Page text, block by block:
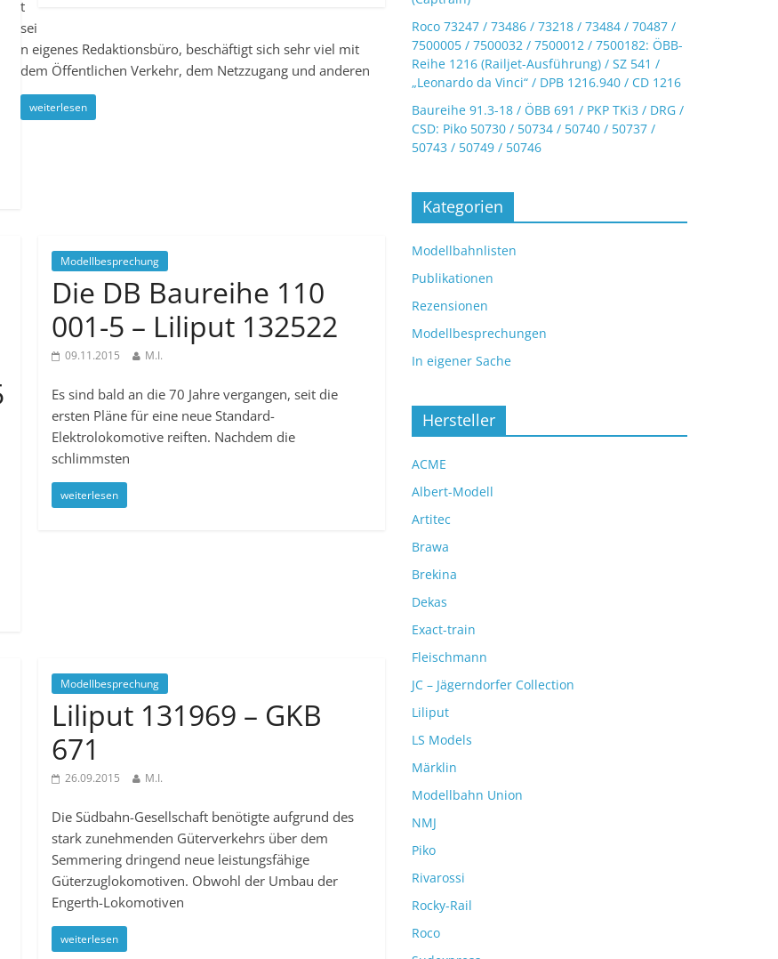
Modellbesprechung
Die DB Baureihe 110
001-5 – Liliput 132522
09.11.2015 M.I.
Es sind bald an die 70 Jahre vergangen, seit die
ersten Pläne für eine neue Standard-
Elektrolokomotive reiften. Nachdem die
schlimmsten
weiterlesen
Modellbesprechung
Liliput 131969 – GKB
671
26.09.2015 M.I.
Die Südbahn-Gesellschaft benötigte aufgrund des
stark zunehmenden Güterverkehrs über dem
Semmering dringend neue leistungsfähige
Güterzuglokomotiven. Obwohl der Umbau der
Engerth-Lokomotiven
weiterlesen
t
sei
n eigenes Redaktionsbüro, beschäftigt sich sehr viel mit
dem Öffentlichen Verkehr, dem Netzzugang und anderen
weiterlesen
Roco 73247 / 73486 / 73218 / 73484 / 70487 /
7500005 / 7500032 / 7500012 / 7500182: ÖBB-
Reihe 1216 (Railjet-Ausführung) / SZ 541 /
„Leonardo da Vinci“ / DPB 1216.940 / CD 1216
Baureihe 91.3-18 / ÖBB 691 / PKP TKi3 / DRG /
CSD: Piko 50730 / 50734 / 50740 / 50737 /
50743 / 50749 / 50746
Kategorien
Modellbahnlisten
Publikationen
Rezensionen
Modellbesprechungen
In eigener Sache
Hersteller
ACME
Albert-Modell
Artitec
Brawa
Brekina
Dekas
Exact-train
Fleischmann
JC – Jägerndorfer Collection
Liliput
LS Models
Märklin
Modellbahn Union
NMJ
Piko
Rivarossi
Rocky-Rail
Roco